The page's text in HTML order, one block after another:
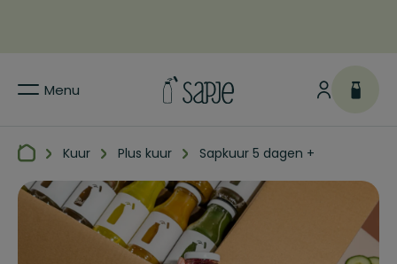
Menu
Kuur Plus kuur Sapkuur 5 dagen +